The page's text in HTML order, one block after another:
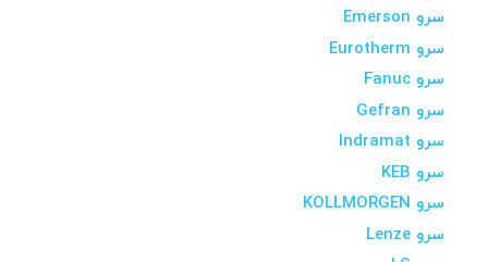
سرو Emerson
سرو Eurotherm
سرو Fanuc
سرو Gefran
سرو Indramat
سرو KEB
سرو KOLLMORGEN
سرو Lenze